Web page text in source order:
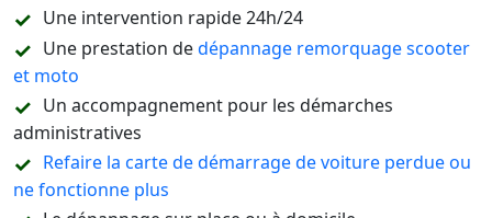
Une intervention rapide 24h/24
Une prestation dedépannage remorquage scooter
et moto
Un accompagnement pour les démarches
administratives
Refaire la carte de démarrage de voiture perdue ou
ne fonctionne plus